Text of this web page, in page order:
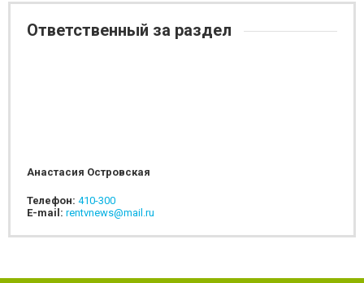
Ответственный за раздел
Анастасия Островская
Телефон: 410-300
E-mail: rentvnews@mail.ru